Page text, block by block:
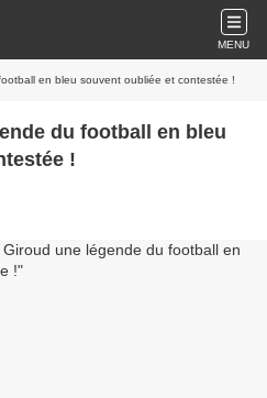
MENU
en bleu souvent oubliée et contestée !
du football en bleu
!